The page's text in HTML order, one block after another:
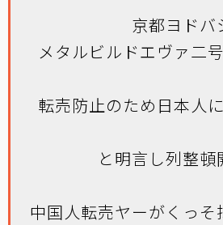
京都ヨドバ
メタルビルドエヴァ二
転売防止のため日本人
と明言し列整頓
中国人転売ヤーがくっそ